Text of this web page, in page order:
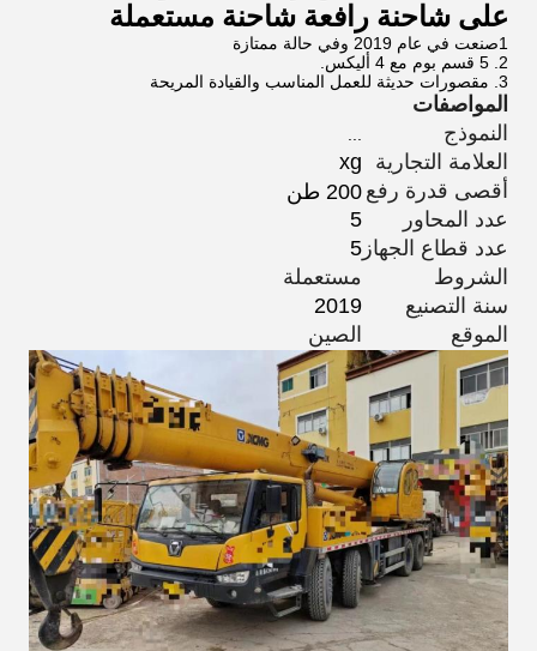
على شاحنة رافعة شاحنة مستعملة
1صنعت في عام 2019 وفي حالة ممتازة
2. 5 قسم بوم مع 4 أليكس.
3. مقصورات حديثة للعمل المناسب والقيادة المريحة
المواصفات
النموذج
العلامة التجارية
xg
أقصى قدرة رفع 200 طن
عدد المحاور
5
عدد قطاع الجهاز 5
الشروط
مستعملة
سنة التصنيع
2019
الموقع
الصين